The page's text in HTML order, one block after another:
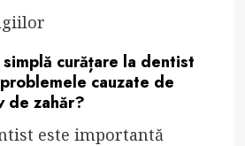
curățare la dentist
cauzate de
de zahăr?
este importantă